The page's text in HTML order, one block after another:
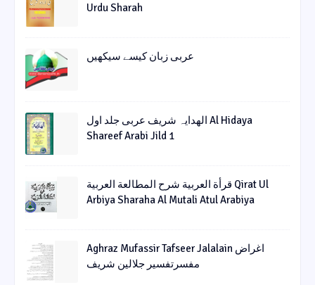
Urdu Sharah
عربی زبان کیسے سیکھیں
الھدایہ شریف عربی جلد اول Al Hidaya
Shareef Arabi Jild 1
قرأة العربیة شرح المطالعة العربیة Qirat Ul
Arbiya Sharaha Al Mutali Atul Arabiya
Aghraz Mufassir Tafseer Jalalain اغراض
مفسرتفسیر جلالین شریف